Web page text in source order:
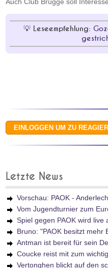
Leseempfehlung:
Letzte News
Vorschau: PAOK -
Vom Jugendturnier zum
Spiel gegen PAOK wird live
Bruno: "PAOK besitzt mehr
Antman ist bereit für sein
Coucke reist mit zum
Vertonghen blickt auf den